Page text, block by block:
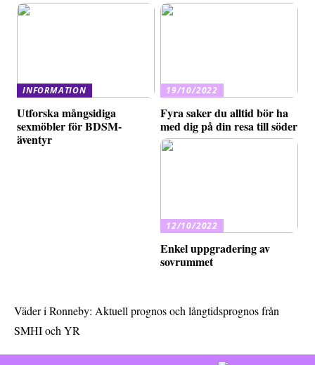
INFORMATION
Utforska mångsidiga
sexmöbler för BDSM-
äventyr
19/10/2022
Fyra saker du alltid bör ha
med dig på din resa till söder
12/10/2022
Enkel uppgradering av
sovrummet
Väder i Ronneby: Aktuell prognos och långtidsprognos från
SMHI och YR